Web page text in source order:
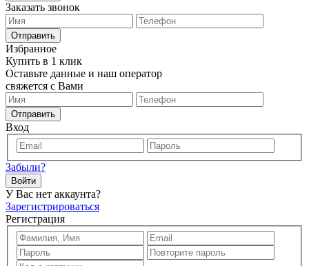
Заказать звонок
Отправить
Избранное
Купить в 1 клик
Оставьте данные и наш оператор
свяжется с Вами
Отправить
Вход
Забыли?
Войти
У Вас нет аккаунта?
Зарегистрироваться
Регистрация